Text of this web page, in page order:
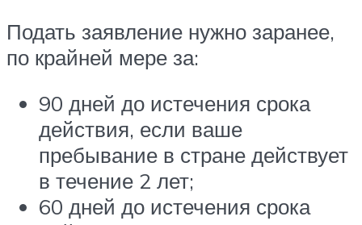
Подать заявление нужно заранее,
по крайней мере за:
90 дней до истечения срока
действия, если ваше
пребывание в стране действует
в течение 2 лет;
60 дней до истечения срока